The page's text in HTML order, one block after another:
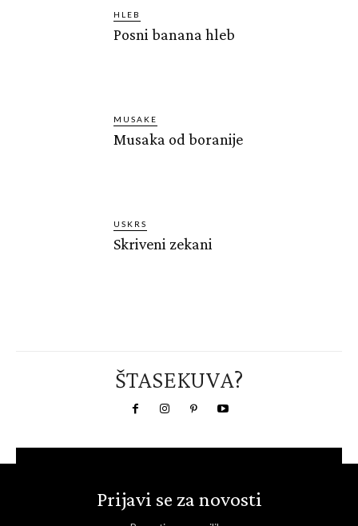
HLEB
Posni banana hleb
MUSAKE
Musaka od boranije
USKRS
Skriveni zekani
ŠTASEKUVA?
Prijavi se za novosti